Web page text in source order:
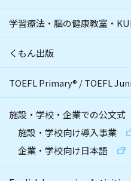
学習療法・脳の健康教室・
くもん出版
TOEFL Primary® /TOEFL
施設・学校・企業での公文式
施設・学校向け導入事業
企業・学校向け日本語